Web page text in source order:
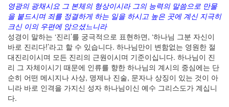
영광의 광채시요 그 본체의 형상이시라 그의 능력의 말씀으로 만물
을 붙드시며 죄를 정결하게 하는 일을 하시고 높은 곳에 계신 지극히
크신 이의 우편에 앉으셨느니라
성경이 말하는 ‘진리’를 궁극적으로 표현하면, ‘하나님 그분 자신이
바로 진리다!’라고 할 수 있습니다. 하나님만이 변함없는 영원한 절
대진리이시며 모든 진리의 근원이시며 기준이십니다. 하나님이 진
리 그 자체이시기 때문에 인류를 향한 하나님의 계시의 중심에는 단
순히 어떤 메시지나 사상, 명제나 진술, 문자나 상징이 있는 것이 아
니라 바로 인격을 가지신 성자 하나님이신 예수 그리스도가 계십니
다.